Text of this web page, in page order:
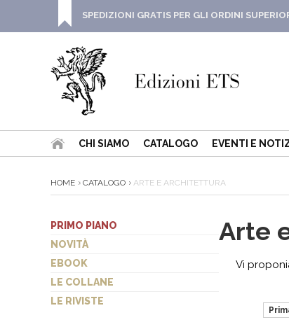
SPEDIZIONI GRATIS PER GLI ORDINI
CHI SIAMO CATALOGO EVENTI E
HOME CATALOGO ARTE E ARCHITETTURA
PRIMO PIANO
NOVITÀ
EBOOK
LE COLLANE
LE RIVISTE
Arte
Vi